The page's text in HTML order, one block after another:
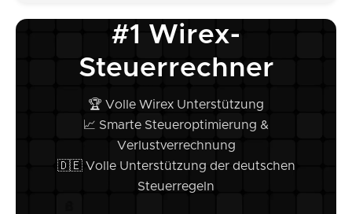
#1 Wirex-
Steuerrechner
🏆 Volle Wirex Unterstützung
📈 Smarte Steueroptimierung &
Verlustverrechnung
🇩🇪 Volle Unterstützung der deutschen
Steuerregeln